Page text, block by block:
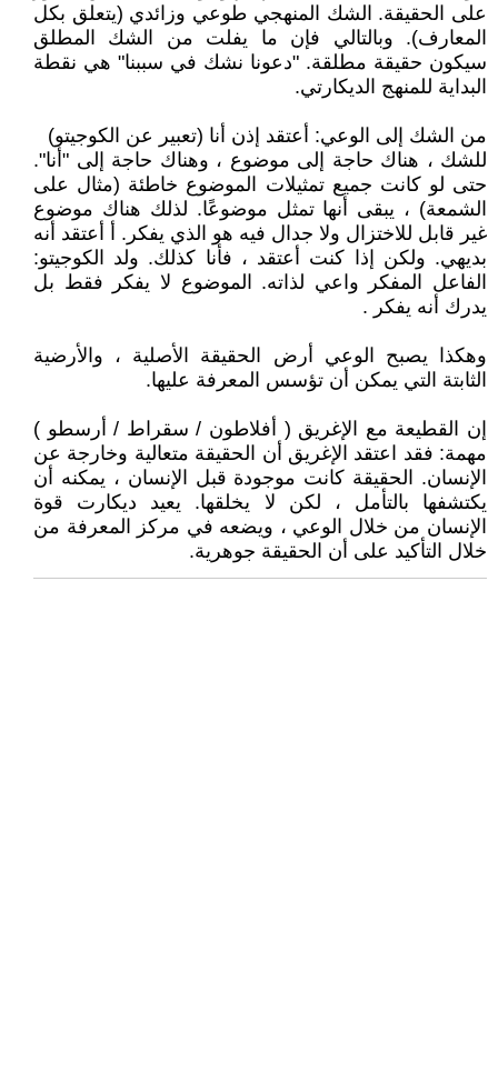
على الحقيقة. الشك المنهجي طوعي وزائدي (يتعلق بكل
المعارف). وبالتالي فإن ما يفلت من الشك المطلق
سيكون حقيقة مطلقة. "دعونا نشك في سببنا" هي نقطة
البداية للمنهج الديكارتي.
من الشك إلى الوعي: أعتقد إذن أنا (تعبير عن الكوجيتو)
للشك ، هناك حاجة إلى موضوع ، وهناك حاجة إلى "أنا".
حتى لو كانت جميع تمثيلات الموضوع خاطئة (مثال على
الشمعة) ، يبقى أنها تمثل موضوعًا. لذلك هناك موضوع
غير قابل للاختزال ولا جدال فيه هو الذي يفكر. أ أعتقد أنه
بديهي. ولكن إذا كنت أعتقد ، فأنا كذلك. ولد الكوجيتو:
الفاعل المفكر واعي لذاته. الموضوع لا يفكر فقط بل
يدرك أنه يفكر .
وهكذا يصبح الوعي أرض الحقيقة الأصلية ، والأرضية
الثابتة التي يمكن أن تؤسس المعرفة عليها.
إن القطيعة مع الإغريق ( أفلاطون / سقراط / أرسطو )
مهمة: فقد اعتقد الإغريق أن الحقيقة متعالية وخارجة عن
الإنسان. الحقيقة كانت موجودة قبل الإنسان ، يمكنه أن
يكتشفها بالتأمل ، لكن لا يخلقها. يعيد ديكارت قوة
الإنسان من خلال الوعي ، ويضعه في مركز المعرفة من
خلال التأكيد على أن الحقيقة جوهرية.